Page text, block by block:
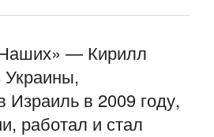
— Кирилл
Израиль в 2009 году,
работал и стал